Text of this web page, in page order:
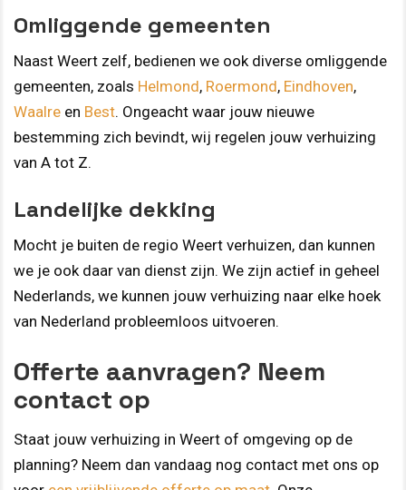
Omliggende gemeenten
Naast Weert zelf, bedienen we ook diverse omliggende
gemeenten, zoals Helmond, Roermond, Eindhoven,
Waalre en Best. Ongeacht waar jouw nieuwe
bestemming zich bevindt, wij regelen jouw verhuizing
van A tot Z.
Landelijke dekking
Mocht je buiten de regio Weert verhuizen, dan kunnen
we je ook daar van dienst zijn. We zijn actief in geheel
Nederlands, we kunnen jouw verhuizing naar elke hoek
van Nederland probleemloos uitvoeren.
Offerte aanvragen? Neem
contact op
Staat jouw verhuizing in Weert of omgeving op de
planning? Neem dan vandaag nog contact met ons op